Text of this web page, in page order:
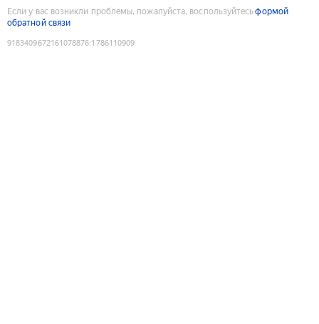
Если у вас возникли проблемы, пожалуйста, воспользуйтесьформой
обратной связи
9183409672161078876:1786110909